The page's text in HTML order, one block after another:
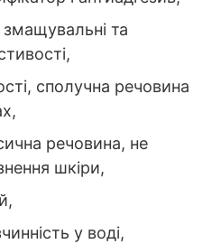
та
сполучна речовина
речовина, не
шкіри,
у воді,